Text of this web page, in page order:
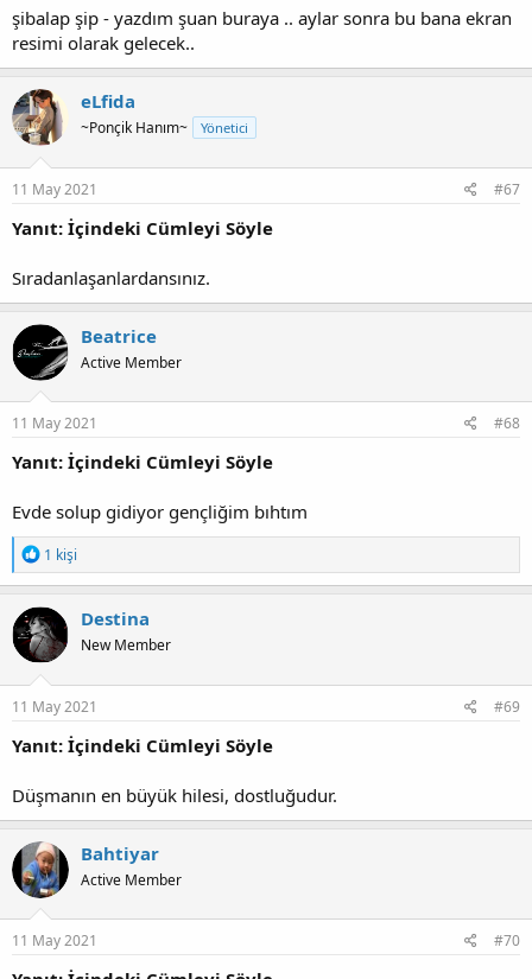
şibalap şip - yazdım şuan buraya .. aylar sonra bu bana ekran
resimi olarak gelecek..
eLfida
~Ponçik Hanım~ Yönetici
11 May 2021 #67
Yanıt: İçindeki Cümleyi Söyle
Sıradanlaşanlardansınız.
Beatrice
Active Member
11 May 2021 #68
Yanıt: İçindeki Cümleyi Söyle
Evde solup gidiyor gençliğim bıhtım
T
e
p
k
i
l
e
r
:
1 kişi
Destina
New Member
11 May 2021 #69
Yanıt: İçindeki Cümleyi Söyle
Düşmanın en büyük hilesi, dostluğudur.
Bahtiyar
Active Member
11 May 2021 #70